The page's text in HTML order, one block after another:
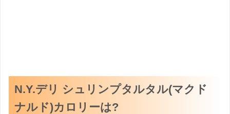
N.Y.デリ シュリンプタルタル(マクド
ナルド)カロリーは?